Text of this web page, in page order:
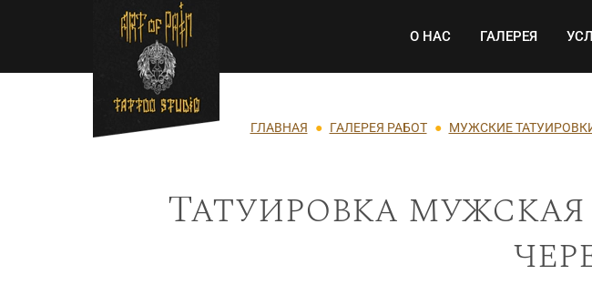
Перейти к основному содержанию Основная
О НАС ГАЛЕРЕЯ
Строка навигации
ГЛАВНАЯ ГАЛЕРЕЯ РАБОТ МУЖСКИЕ
Татуировка